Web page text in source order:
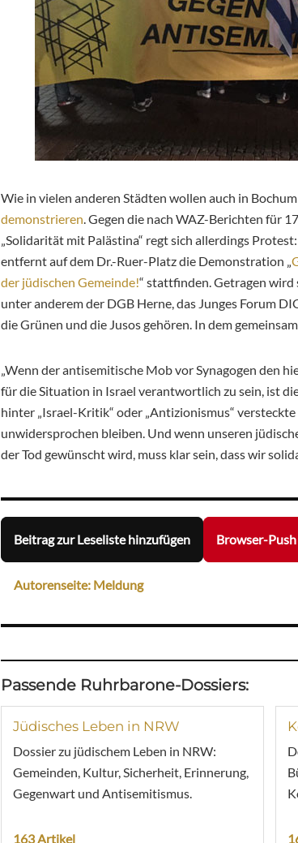
Wie in vielen anderen Städten wollen auch in
demonstrieren . Gegen die nach WAZ-Berichten für
„Solidarität mit Palästina“ regt sich allerdings
entfernt auf dem Dr.-Ruer-Platz die Demonstration „
der jüdischen Gemeinde!“ stattfinden. Getragen wird
unter anderem der DGB Herne, das Junges Forum
die Grünen und die Jusos gehören. In dem
„Wenn der antisemitische Mob vor Synagogen den
für die Situation in Israel verantwortlich zu sein, ist
hinter „Israel-Kritik“ oder „Antizionismus“
unwidersprochen bleiben. Und wenn unseren
der Tod gewünscht wird, muss klar sein, dass wir
Beitrag zur Leseliste hinzufügen Browser-
Autorenseite: Meldung
Passende Ruhrbarone-Dossiers:
Jüdisches Leben in NRW
Dossier zu jüdischem Leben in NRW:
Gemeinden, Kultur, Sicherheit, Erinnerung,
Gegenwart und Antisemitismus.
163 Artikel